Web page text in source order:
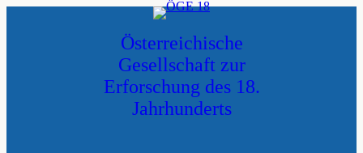
Österreichische
Gesellschaft zur
Erforschung des 18.
Jahrhunderts